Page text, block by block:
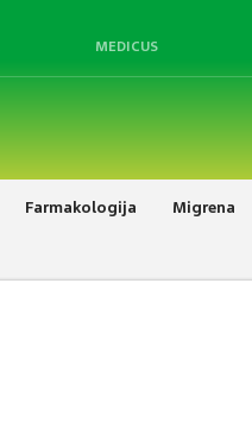
MEDICUS
Farmakologija Migrena